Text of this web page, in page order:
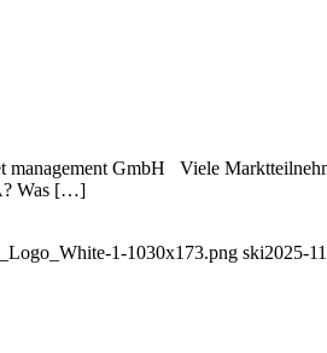
management GmbH Viele
Was […]
1-1030x173.png ski2025-